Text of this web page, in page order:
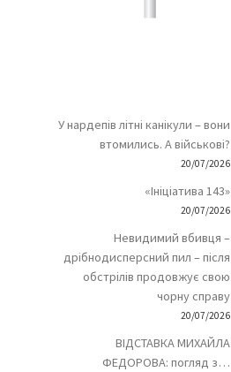
У нардепів літні канікули – вони
втомились. А військові?
20/07/2026
«Ініціатива 143»
20/07/2026
Невидимий вбивця –
дрібнодисперсний пил – після
обстрілів продовжує свою
чорну справу
20/07/2026
ВІДСТАВКА МИХАЙЛА
ФЕДОРОВА: погляд з…